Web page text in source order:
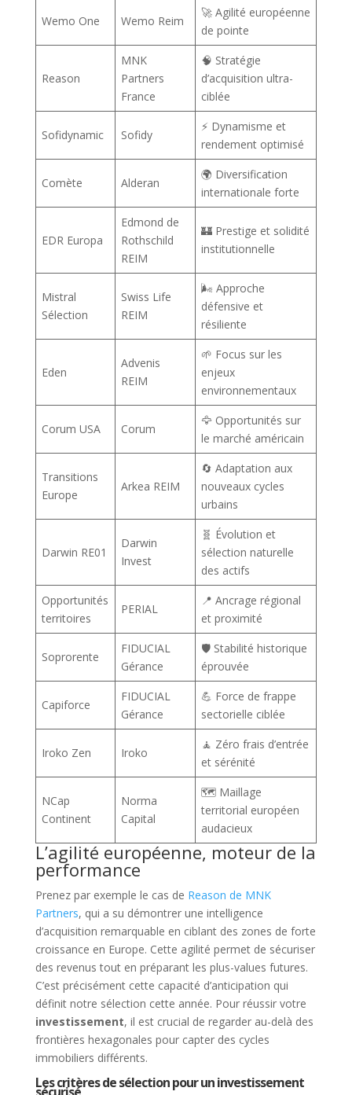
Wemo One Wemo Reim
🚀 Agilité européenne
de pointe
Reason
MNK
Partners
France
🧠 Stratégie
d’acquisition ultra-
ciblée
Sofidynamic Sofidy
⚡ Dynamisme et
rendement optimisé
Comète Alderan
🌍 Diversification
internationale forte
EDR Europa
Edmond de
Rothschild
REIM
🏰 Prestige et solidité
institutionnelle
Mistral
Sélection
Swiss Life
REIM
🌬️ Approche
défensive et
résiliente
Eden
Advenis
REIM
🌱 Focus sur les
enjeux
environnementaux
Corum USA Corum
🦅 Opportunités sur
le marché américain
Transitions
Europe
Arkea REIM
🔄 Adaptation aux
nouveaux cycles
urbains
Darwin RE01
Darwin
Invest
🧬 Évolution et
sélection naturelle
des actifs
Opportunités
territoires
PERIAL
📍 Ancrage régional
et proximité
Soprorente
FIDUCIAL
Gérance
🛡️ Stabilité historique
éprouvée
Capiforce
FIDUCIAL
Gérance
💪 Force de frappe
sectorielle ciblée
Iroko Zen Iroko
🧘 Zéro frais d’entrée
et sérénité
NCap
Continent
Norma
Capital
🗺️ Maillage
territorial européen
audacieux
L’agilité européenne, moteur de la
performance
Prenez par exemple le cas de Reason de MNK
Partners, qui a su démontrer une intelligence
d’acquisition remarquable en ciblant des zones de forte
croissance en Europe. Cette agilité permet de sécuriser
des revenus tout en préparant les plus-values futures.
C’est précisément cette capacité d’anticipation qui
définit notre sélection cette année. Pour réussir votre
investissement, il est crucial de regarder au-delà des
frontières hexagonales pour capter des cycles
immobiliers différents.
Les critères de sélection pour un investissement
sécurisé